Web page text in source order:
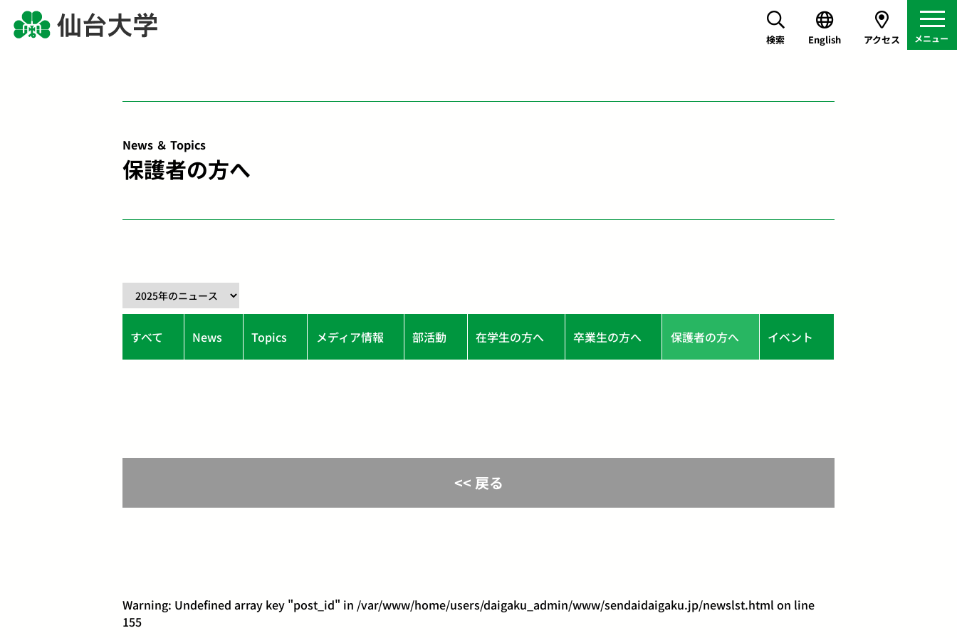
検索 English アクセス
News ＆ Topics
保護者の方へ
すべて News Topics メディア情報 部活動 在学生の方へ 卒業生の方へ 保護者の方へ イベント
<< 戻る
Warning: Undefined array key "post_id" in /var/www/home/users/daigaku_admin/www/sendaidaigaku.jp/newslst.html on line
155